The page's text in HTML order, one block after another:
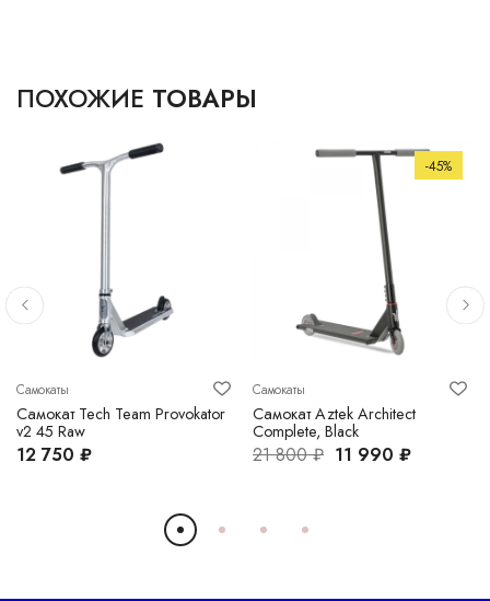
ПОХОЖИЕ ТОВАРЫ
Самокаты
Самокат Tech Team Provokator
v2 45 Raw
12 750 ₽
Самокаты
Самокат Aztek Architect
Complete, Black
21 800 ₽ 11 990 ₽
-45%